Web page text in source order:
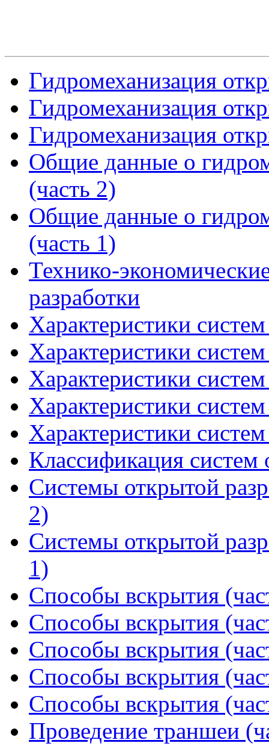
Гидромеханизация
Гидромеханизация
Гидромеханизация
Общие данные о
(часть 2)
Общие данные о
(часть 1)
Технико-
разработки
Характеристики
Характеристики
Характеристики
Характеристики
Характеристики
Классификация систем
Системы открытой
2)
Системы открытой
1)
Способы вскрытия
Способы вскрытия
Способы вскрытия
Способы вскрытия
Способы вскрытия
Проведение траншеи